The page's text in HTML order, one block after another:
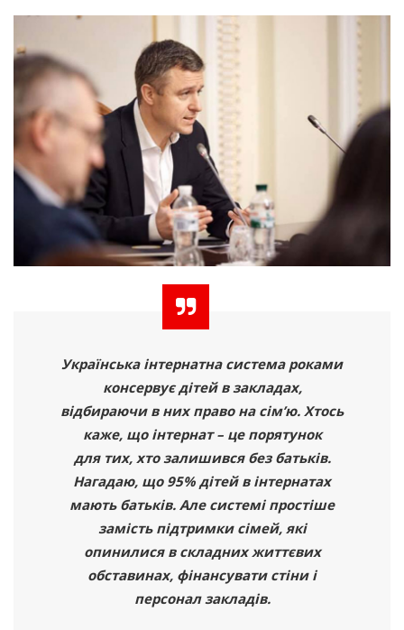
Українська інтернатна система роками
консервує дітей в закладах,
відбираючи в них право на сім’ю. Хтось
каже, що інтернат – це порятунок
для тих, хто залишився без батьків.
Нагадаю, що 95% дітей в інтернатах
мають батьків. Але системі простіше
замість підтримки сімей, які
опинилися в складних життєвих
обставинах, фінансувати стіни і
персонал закладів.